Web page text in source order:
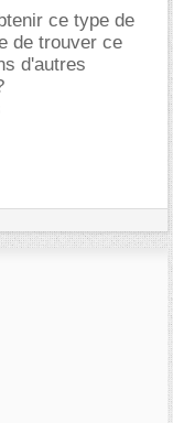
ce type de
de trouver ce
d'autres